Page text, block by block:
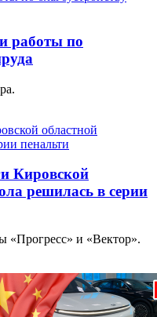
работы по
Кировской
решилась в серии
«Прогресс» и «Вектор».